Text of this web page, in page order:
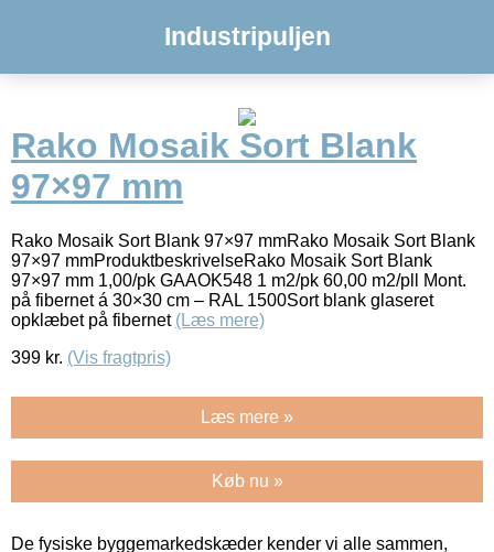
Industripuljen
Rako Mosaik Sort Blank
97×97 mm
Rako Mosaik Sort Blank 97×97 mmRako Mosaik Sort Blank
97×97 mmProduktbeskrivelseRako Mosaik Sort Blank
97×97 mm 1,00/pk GAAOK548 1 m2/pk 60,00 m2/pll Mont.
på fibernet á 30×30 cm – RAL 1500Sort blank glaseret
opklæbet på fibernet (Læs mere)
399 kr. (Vis fragtpris)
Læs mere »
Køb nu »
De fysiske byggemarkedskæder kender vi alle sammen,